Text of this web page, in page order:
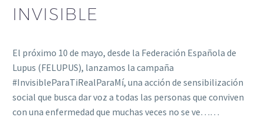
INVISIBLE
El próximo 10 de mayo, desde la Federación Española de
Lupus (FELUPUS), lanzamos la campaña
#InvisibleParaTiRealParaMí, una acción de sensibilización
social que busca dar voz a todas las personas que conviven
con una enfermedad que muchas veces no se ve……